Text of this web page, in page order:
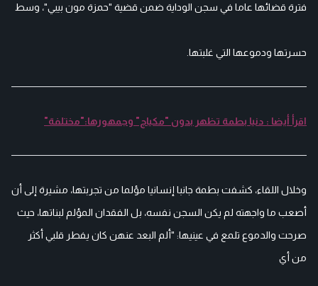
فترة قضائها عاما في سجن الوداية ضمن قضية "حمزة مون بيبي"، وسط
حسرتها ودموعها التي غلبتها.
اقرأ أيضا : دنيا بطمة تظهر بدون "مكياج" وجمهورها:"مختلفة"
وخلال اللقاء، كشفت بطمة جانبا إنسانيا مؤلما من تجربتها، مشيرة إلى أن
أصعب ما واجهته لم يكن السجن نفسه، بل الفقدان المؤلم لبناتها، حيث
صرحت والدموع تلمع في عينيها: "ألم البعد عنهن كان يفطر قلبي أكثر
من أي